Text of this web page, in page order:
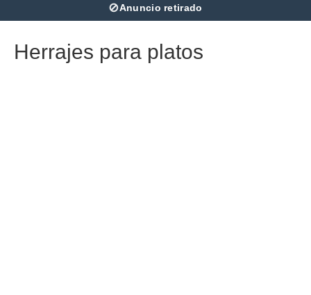
⊘Anuncio retirado
Herrajes para platos